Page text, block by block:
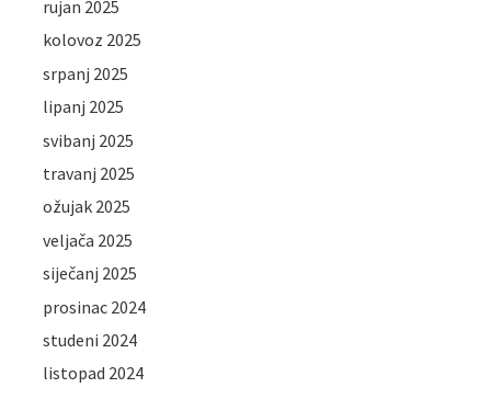
rujan 2025
kolovoz 2025
srpanj 2025
lipanj 2025
svibanj 2025
travanj 2025
ožujak 2025
veljača 2025
siječanj 2025
prosinac 2024
studeni 2024
listopad 2024